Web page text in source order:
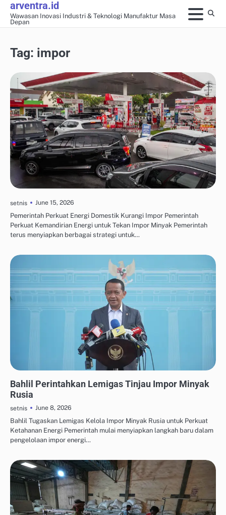
Skip
content
arventra.id
Wawasan Inovasi Industri & Teknologi Manufaktur Masa
Depan
Tag: impor
setnis
June 15, 2026
Pemerintah Perkuat Energi Domestik Kurangi Impor Pemerintah
Perkuat Kemandirian Energi untuk Tekan Impor Minyak Pemerintah
terus menyiapkan berbagai strategi untuk…
Bahlil Perintahkan Lemigas Tinjau Impor Minyak
Rusia
setnis
June 8, 2026
Bahlil Tugaskan Lemigas Kelola Impor Minyak Rusia untuk Perkuat
Ketahanan Energi Pemerintah mulai menyiapkan langkah baru dalam
pengelolaan impor energi…